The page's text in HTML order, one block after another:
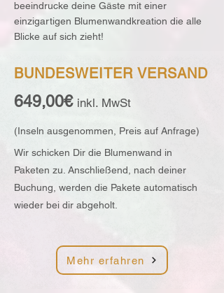
beeindrucke deine Gäste mit einer
einzigartigen Blumenwandkreation die alle
Blicke auf sich zieht!
BUNDESWEITER VERSAND
649,00€ inkl. MwSt
(Inseln ausgenommen, Preis auf Anfrage)
Wir schicken Dir die Blumenwand in
Paketen zu. Anschließend, nach deiner
Buchung, werden die Pakete automatisch
wieder bei dir abgeholt.
Mehr erfahren